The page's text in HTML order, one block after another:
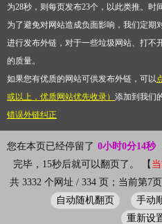
为28秒，则每页发布23个，以此类推。时
为了避免对网站造成负面影响，我们定期
进行发布外链，对于一些垃圾网站、打不
的质量。
如果您有优质的网站可供发布外链，可以
或以上，优质网站优先收录） 添加到我们
错误外链纠正
您在本页已经停留了 0小时0分14秒
完毕，15秒后就可以翻页了。 【
共 3332 个网址 / 334 页；当前第7
自动随机翻页
手动
重新设